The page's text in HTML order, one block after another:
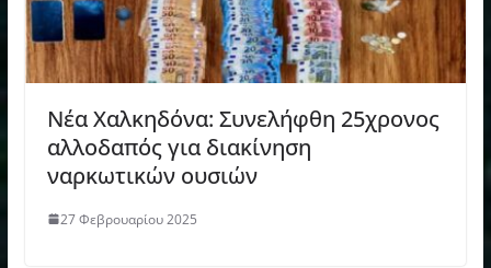
Νέα Χαλκηδόνα: Συνελήφθη 25χρονος
αλλοδαπός για διακίνηση
ναρκωτικών ουσιών
27 Φεβρουαρίου 2025